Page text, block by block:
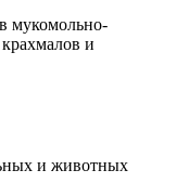
мукомольно-
и
и животных